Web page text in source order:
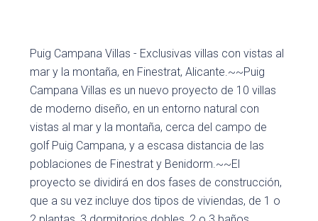
Puig Campana Villas - Exclusivas villas con vistas al
mar y la montaña, en Finestrat, Alicante.~~Puig
Campana Villas es un nuevo proyecto de 10 villas
de moderno diseño, en un entorno natural con
vistas al mar y la montaña, cerca del campo de
golf Puig Campana, y a escasa distancia de las
poblaciones de Finestrat y Benidorm.~~El
proyecto se dividirá en dos fases de construcción,
que a su vez incluye dos tipos de viviendas, de 1 o